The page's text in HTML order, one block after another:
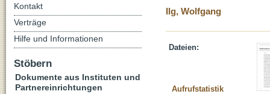
Ilg, Wolfgang
Dateien:
Aufrufstatistik
Kontakt
Verträge
Hilfe und Informationen
Stöbern
Dokumente aus Instituten und
Partnereinrichtungen